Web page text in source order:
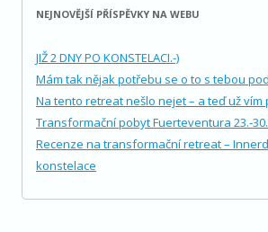
NEJNOVĚJŠÍ PŘÍSPĚVKY NA WEBU
JIŽ 2 DNY PO KONSTELACI.-)
Mám tak nějak potřebu se o to s tebou
Na tento retreat nešlo nejet – a teď už vím
Transformační pobyt Fuerteventura 23.-
Recenze na transformační retreat –
konstelace